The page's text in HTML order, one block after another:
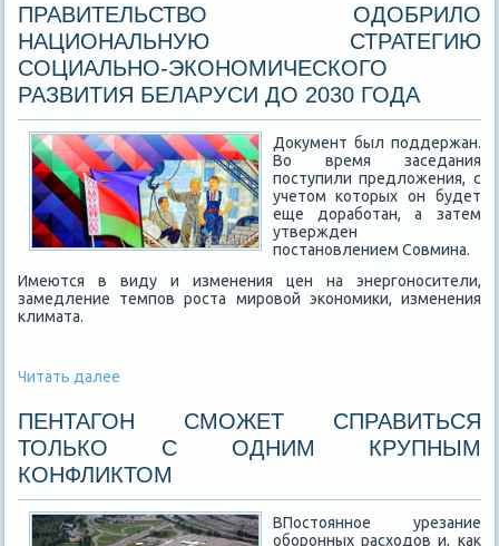
ПРАВИТЕЛЬСТВО ОДОБРИЛО
НАЦИОНАЛЬНУЮ СТРАТЕГИЮ
СОЦИАЛЬНО-ЭКОНОМИЧЕСКОГО
РАЗВИТИЯ БЕЛАРУСИ ДО 2030 ГОДА
Документ был поддержан.
Во время заседания
поступили предложения, с
учетом которых он будет
еще доработан, а затем
утвержден
постановлением Совмина.
Имеются в виду и изменения цен на энергоносители,
замедление темпов роста мировой экономики, изменения
климата.
Читать далее
ПЕНТАГОН СМОЖЕТ СПРАВИТЬСЯ
ТОЛЬКО С ОДНИМ КРУПНЫМ
КОНФЛИКТОМ
ВПостоянное урезание
оборонных расходов и, как